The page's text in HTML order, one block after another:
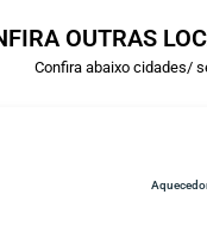
OUTRAS
Confira abaixo cidades/